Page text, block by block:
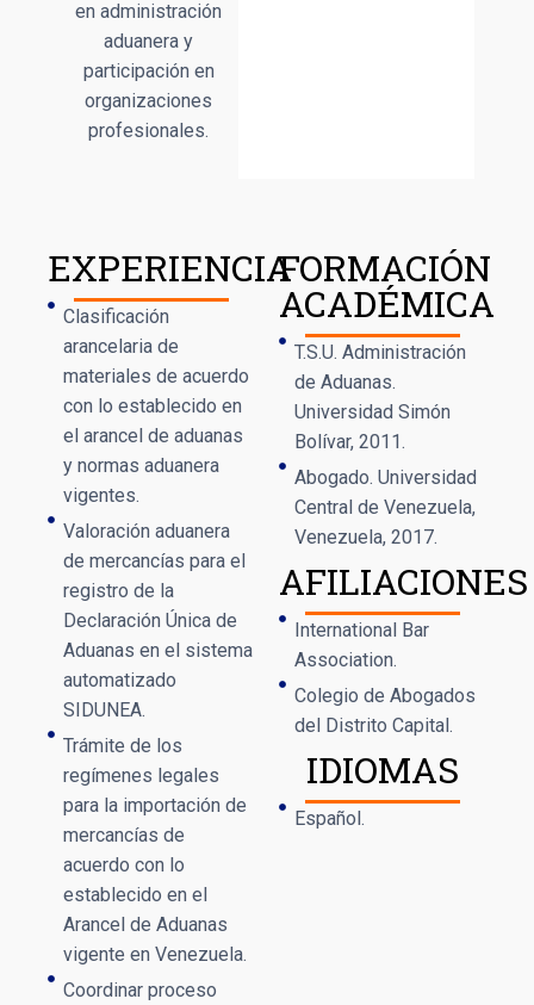
en administración
aduanera y
participación en
organizaciones
profesionales.
EXPERIENCIA
Clasificación
arancelaria de
materiales de acuerdo
con lo establecido en
el arancel de aduanas
y normas aduanera
vigentes.
Valoración aduanera
de mercancías para el
registro de la
Declaración Única de
Aduanas en el sistema
automatizado
SIDUNEA.
Trámite de los
regímenes legales
para la importación de
mercancías de
acuerdo con lo
establecido en el
Arancel de Aduanas
vigente en Venezuela.
Coordinar proceso
FORMACIÓN
ACADÉMICA
T.S.U. Administración
de Aduanas.
Universidad Simón
Bolívar, 2011.
Abogado. Universidad
Central de Venezuela,
Venezuela, 2017.
AFILIACIONES
International Bar
Association.
Colegio de Abogados
del Distrito Capital.
IDIOMAS
Español.